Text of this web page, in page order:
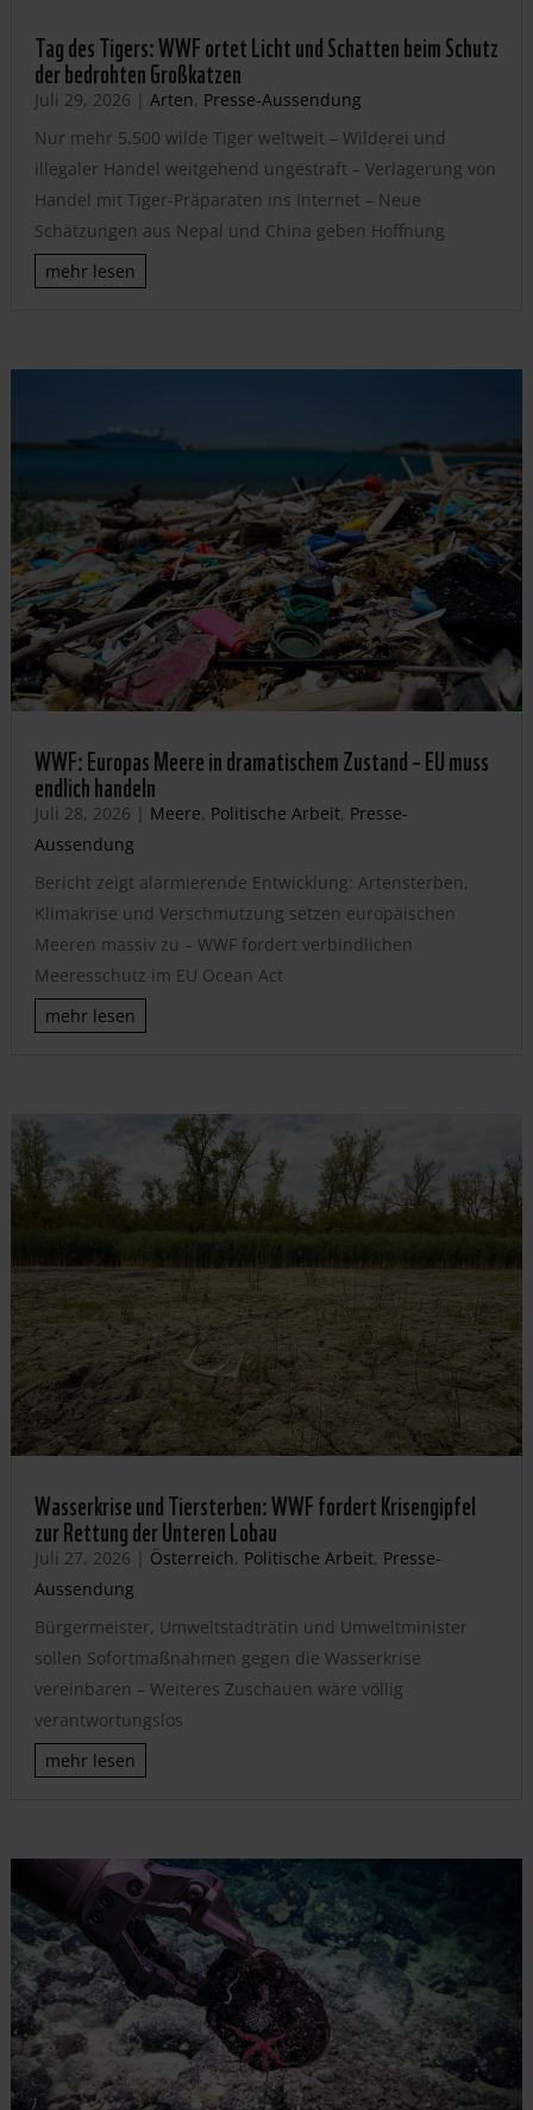
Tag des Tigers: WWF ortet Licht und Schatten beim Schutz
der bedrohten Großkatzen
Juli 29, 2026 | Arten, Presse-Aussendung
Nur mehr 5.500 wilde Tiger weltweit – Wilderei und
illegaler Handel weitgehend ungestraft – Verlagerung von
Handel mit Tiger-Präparaten ins Internet – Neue
Schätzungen aus Nepal und China geben Hoffnung
mehr lesen
WWF: Europas Meere in dramatischem Zustand – EU muss
endlich handeln
Juli 28, 2026 | Meere, Politische Arbeit, Presse-
Aussendung
Bericht zeigt alarmierende Entwicklung: Artensterben,
Klimakrise und Verschmutzung setzen europäischen
Meeren massiv zu – WWF fordert verbindlichen
Meeresschutz im EU Ocean Act
mehr lesen
Wasserkrise und Tiersterben: WWF fordert Krisengipfel
zur Rettung der Unteren Lobau
Juli 27, 2026 | Österreich, Politische Arbeit, Presse-
Aussendung
Bürgermeister, Umweltstadträtin und Umweltminister
sollen Sofortmaßnahmen gegen die Wasserkrise
vereinbaren – Weiteres Zuschauen wäre völlig
verantwortungslos
mehr lesen